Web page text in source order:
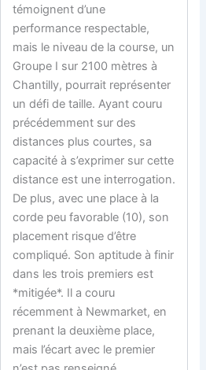
témoignent d’une
performance respectable,
mais le niveau de la course, un
Groupe I sur 2100 mètres à
Chantilly, pourrait représenter
un défi de taille. Ayant couru
précédemment sur des
distances plus courtes, sa
capacité à s’exprimer sur cette
distance est une interrogation.
De plus, avec une place à la
corde peu favorable (10), son
placement risque d’être
compliqué. Son aptitude à finir
dans les trois premiers est
*mitigée*. Il a couru
récemment à Newmarket, en
prenant la deuxième place,
mais l’écart avec le premier